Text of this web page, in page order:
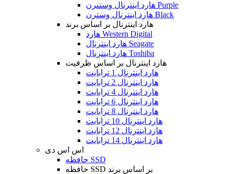
هارد اینترنال وستنرن Purple
هارد اینترنال وسترن Black
هارد اینترنال بر اساس برند
هارد Western Digital
هارد اینترنال Seagate
هارد اینترنال Toshiba
هارد اینترنال بر اساس ظرفیت
هارد اینترنال 1 ترابایت
هارد اینترنال 2 ترابایت
هارد اینترنال 4 ترابایت
هارد اینترنال 6 ترابایت
هارد اینترنال 8 ترابایت
هارد اینترنال 10 ترابایت
هارد اینترنال 12 ترابایت
هارد اینترنال 14 ترابایت
اس اس دی
حافظه SSD
حافظه SSD بر اساس برند